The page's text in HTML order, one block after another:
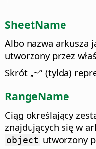
SheetName
Albo nazwa arkusza
utworzony przez
Skrót „~” (tylda)
RangeName
Ciąg określający
znajdujących się w
object utworzony